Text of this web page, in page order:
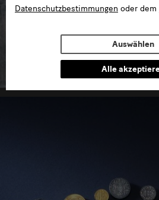
Neues Grünes Gewölbe
Datenschutzbestimmungen oder dem
Auswählen
Alle